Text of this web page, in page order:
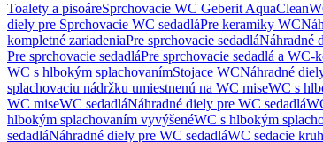
Toalety a pisoáreSprchovacie WC Geberit AquaClean
diely pre Sprchovacie WC sedadláPre keramiky WC
kompletné zariadeniaPre sprchovacie sedadláNáhradné
Pre sprchovacie sedadláPre sprchovacie sedadlá a WC-
WC s hlbokým splachovanímStojace WCNáhradné
splachovaciu nádržku umiestnenú na WC miseWC s
WC miseWC sedadláNáhradné diely pre WC sedadlá
hlbokým splachovaním vyvýšenéWC s hlbokým
sedadláNáhradné diely pre WC sedadláWC sedacie